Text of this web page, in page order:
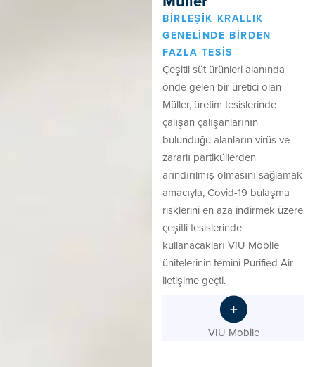
BIRLEŞIK KRALLIK
GENELINDE BIRDEN
FAZLA TESIS
Çeşitli süt ürünleri alanında
önde gelen bir üretici olan
Müller, üretim tesislerinde
çalışan çalışanlarının
bulunduğu alanların virüs ve
zararlı partiküllerden
arındırılmış olmasını sağlamak
amacıyla, Covid-19 bulaşma
risklerini en aza indirmek üzere
çeşitli tesislerinde
kullanacakları VIU Mobile
ünitelerinin temini Purified Air
iletişime geçti.
VIU Mobile